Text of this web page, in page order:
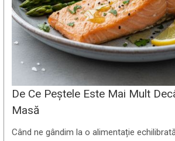
De Ce Peștele Este Mai Mult
Masă
Când ne gândim la o alimentație